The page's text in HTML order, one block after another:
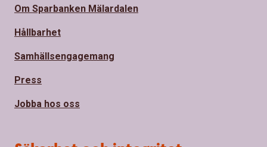
Om Sparbanken Mälardalen
Hållbarhet
Samhällsengagemang
Press
Jobba hos oss